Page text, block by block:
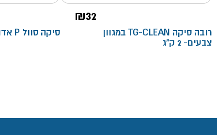
₪32
רובה סיקה TG-CLEAN במגוון
צבעים- 2 ק"ג
סיקה סוול P אדום- עצר כימי מ"א